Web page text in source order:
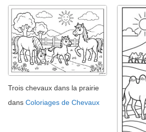
Trois chevaux dans la prairie
dans Coloriages de Chevaux